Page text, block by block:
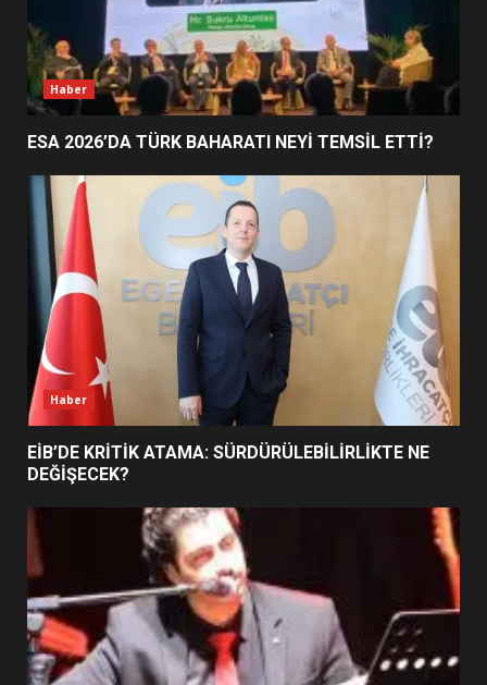
4
EDREMİT’İN GURURU TÜRKİYE
FİNALİNDE NE BAŞARDI?
5
UZATILDI: NE DEĞİŞTİ?
6
BURHANİYE SATRANÇ
TURNUVASI KAYITLARI NEYİ
DEĞİŞTİRİYOR?
BURHANİYE BELEDİYESPOR’DA
YENİ YÖNETİM NASIL
Haber
ESA 2026’DA TÜRK BAHARATI NEYİ TEMSİL ETTİ?
Haber
EİB’DE KRİTİK ATAMA: SÜRDÜRÜLEBİLİRLİKTE NE
DEĞİŞECEK?